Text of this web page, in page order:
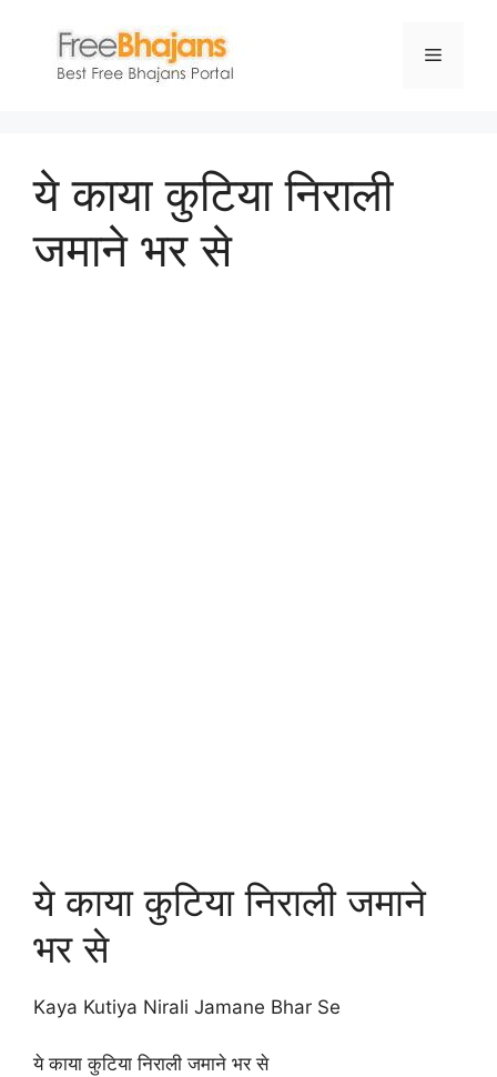
content
Menu
ये काया कुटिया निराली
जमाने भर से
ये काया कुटिया निराली जमाने
भर से
Kaya Kutiya Nirali Jamane Bhar Se
ये काया कुटिया निराली जमाने भर से